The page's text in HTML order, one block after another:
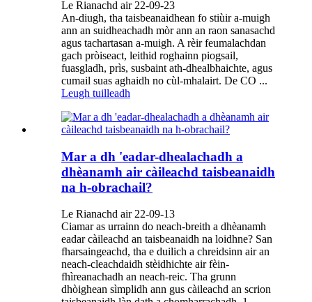
Le Rianachd air 22-09-23
An-diugh, tha taisbeanaidhean fo stiùir a-muigh
ann an suidheachadh mòr ann an raon sanasachd
agus tachartasan a-muigh. A rèir feumalachdan
gach pròiseact, leithid roghainn piogsail,
fuasgladh, prìs, susbaint ath-dhealbhaichte, agus
cumail suas aghaidh no cùl-mhalairt. De CO ...
Leugh tuilleadh
Mar a dh 'eadar-dhealachadh a
dhèanamh air càileachd taisbeanaidh
na h-obrachail?
Le Rianachd air 22-09-13
Ciamar as urrainn do neach-breith a dhèanamh
eadar càileachd an taisbeanaidh na loidhne? San
fharsaingeachd, tha e duilich a chreidsinn air an
neach-cleachdaidh stèidhichte air fèin-
fhìreanachadh an neach-reic. Tha grunn
dhòighean sìmplidh ann gus càileachd an scrion